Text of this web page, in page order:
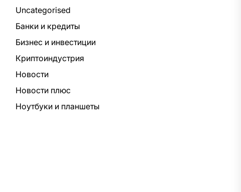
Uncategorised
Банки и кредиты
Бизнес и инвестиции
Криптоиндустрия
Новости
Новости плюс
Ноутбуки и планшеты